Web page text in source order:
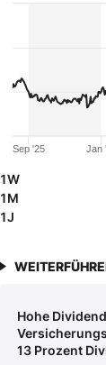
Jan
Sep '25
1W
1M
1J
Hohe
13 Prozent